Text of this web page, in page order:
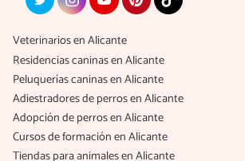
Veterinarios en Alicante
Residencias caninas en Alicante
Peluquerías caninas en Alicante
Adiestradores de perros en Alicante
Adopción de perros en Alicante
Cursos de formación en Alicante
Tiendas para animales en Alicante